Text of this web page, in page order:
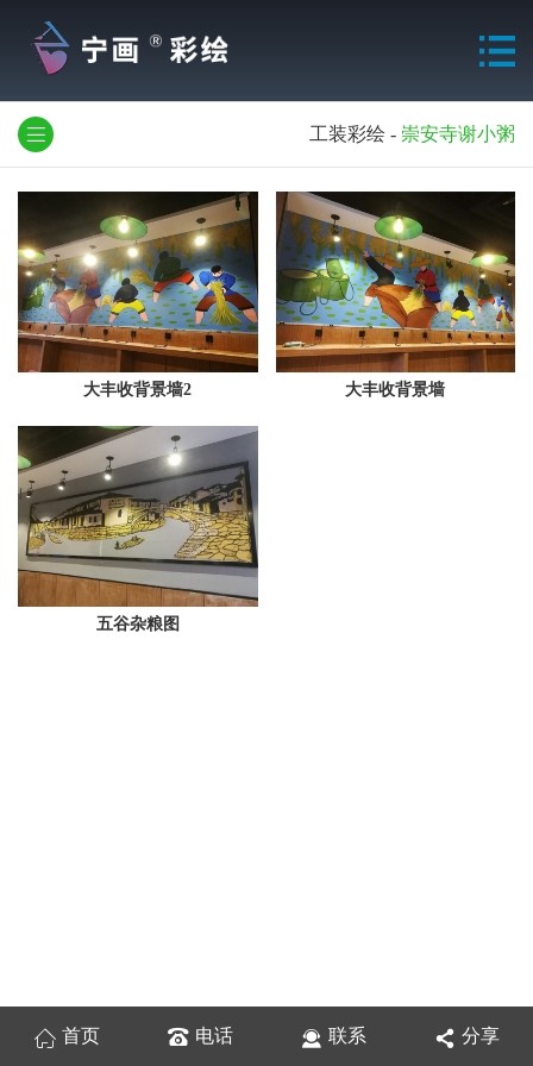
工装彩绘 - 崇安寺谢小粥
大丰收背景墙2 大丰收背景墙
五谷杂粮图
首页 电话 联系 分享